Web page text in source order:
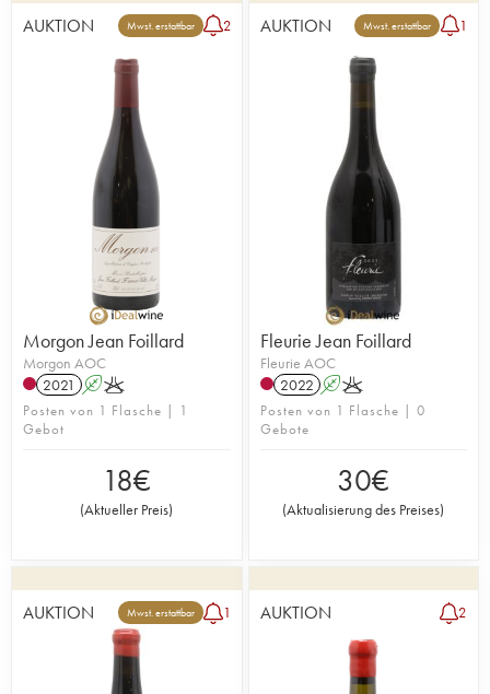
AUKTION Mwst. erstattbar 2
Morgon Jean Foillard
Morgon AOC
2021
AK
Posten von 1 Flasche | 1
Gebot
18€
(Aktueller Preis)
AUKTION Mwst. erstattbar 1
Fleurie Jean Foillard
Fleurie AOC
2022 AK
Posten von 1 Flasche | 0
Gebote
30€
(Aktualisierung des Preises)
AUKTION Mwst. erstattbar 1 AUKTION 2